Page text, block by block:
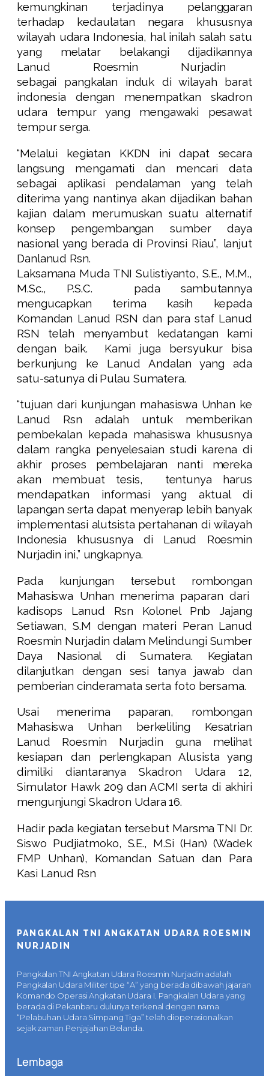
kemungkinan terjadinya pelanggaran
terhadap kedaulatan negara khususnya
wilayah udara Indonesia, hal inilah salah satu
yang melatar belakangi dijadikannya
Lanud Roesmin Nurjadin
sebagai pangkalan induk di wilayah barat
indonesia dengan menempatkan skadron
udara tempur yang mengawaki pesawat
tempur serga.
“Melalui kegiatan KKDN ini dapat secara
langsung mengamati dan mencari data
sebagai aplikasi pendalaman yang telah
diterima yang nantinya akan dijadikan bahan
kajian dalam merumuskan suatu alternatif
konsep pengembangan sumber daya
nasional yang berada di Provinsi Riau”, lanjut
Danlanud Rsn.
Laksamana Muda TNI Sulistiyanto, S.E., M.M.,
M.Sc., P.S.C. pada sambutannya
mengucapkan terima kasih kepada
Komandan Lanud RSN dan para staf Lanud
RSN telah menyambut kedatangan kami
dengan baik. Kami juga bersyukur bisa
berkunjung ke Lanud Andalan yang ada
satu-satunya di Pulau Sumatera.
“tujuan dari kunjungan mahasiswa Unhan ke
Lanud Rsn adalah untuk memberikan
pembekalan kepada mahasiswa khususnya
dalam rangka penyelesaian studi karena di
akhir proses pembelajaran nanti mereka
akan membuat tesis, tentunya harus
mendapatkan informasi yang aktual di
lapangan serta dapat menyerap lebih banyak
implementasi alutsista pertahanan di wilayah
Indonesia khususnya di Lanud Roesmin
Nurjadin ini,” ungkapnya.
Pada kunjungan tersebut rombongan
Mahasiswa Unhan menerima paparan dari
kadisops Lanud Rsn Kolonel Pnb Jajang
Setiawan, S.M dengan materi Peran Lanud
Roesmin Nurjadin dalam Melindungi Sumber
Daya Nasional di Sumatera. Kegiatan
dilanjutkan dengan sesi tanya jawab dan
pemberian cinderamata serta foto bersama.
Usai menerima paparan, rombongan
Mahasiswa Unhan berkeliling Kesatrian
Lanud Roesmin Nurjadin guna melihat
kesiapan dan perlengkapan Alusista yang
dimiliki diantaranya Skadron Udara 12,
Simulator Hawk 209 dan ACMI serta di akhiri
mengunjungi Skadron Udara 16.
Hadir pada kegiatan tersebut Marsma TNI Dr.
Siswo Pudjiatmoko, S.E., M.Si (Han) (Wadek
FMP Unhan), Komandan Satuan dan Para
Kasi Lanud Rsn
PANGKALAN TNI ANGKATAN UDARA ROESMIN
NURJADIN
Pangkalan TNI Angkatan Udara Roesmin Nurjadin adalah
Pangkalan Udara Militer tipe “A” yang berada dibawah jajaran
Komando Operasi Angkatan Udara I. Pangkalan Udara yang
berada di Pekanbaru dulunya terkenal dengan nama
“Pelabuhan Udara Simpang Tiga” telah dioperasionalkan
sejak zaman Penjajahan Belanda.
Lembaga